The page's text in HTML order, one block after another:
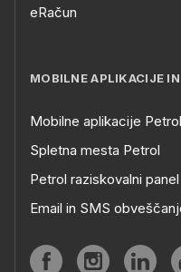
eRačun
MOBILNE APLIKACIJE
Mobilne aplikacije Petrol
Spletna mesta Petrol
Petrol raziskovalni panel
Email in SMS